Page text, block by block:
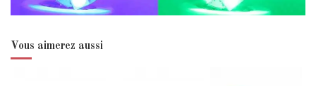
Vous aimerez aussi